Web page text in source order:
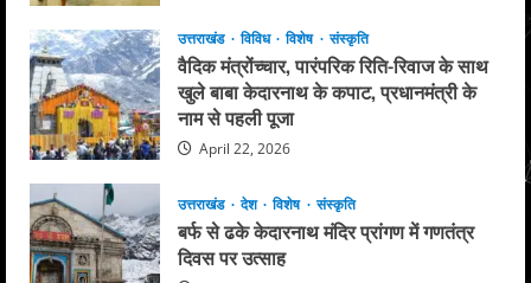
उत्तराखंड विविध विशेष संस्कृति
वैदिक मंत्रोंच्चार, पारंपरिक रिति-रिवाज के साथ
खुले बाबा केदारनाथ के कपाट, प्रधानमंत्री के
नाम से पहली पूजा
April 22, 2026
उत्तराखंड देश विशेष संस्कृति
बर्फ से ढके केदारनाथ मंदिर प्रांगण में गणतंत्र
दिवस पर उत्साह